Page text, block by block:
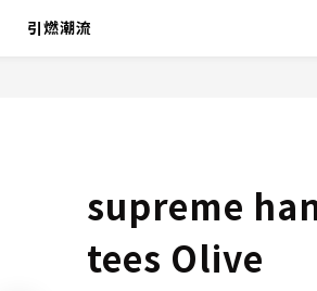
引燃潮流
supreme
tees Olive